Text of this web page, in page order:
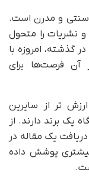
سنتی و مدرن است.
و نشریات را متحول
گذشته، امروزه با
آن فرصت‌ها برای
تر از سایرین
یک برند دارند. از
دریافت یک مقاله در
پوشش داده